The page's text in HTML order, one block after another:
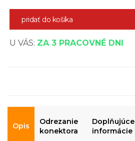
pridať do košíka
U VÁS: ZA 3 PRACOVNÉ DNI
Opis
Odrezanie
konektora
Doplňujúce
informácie